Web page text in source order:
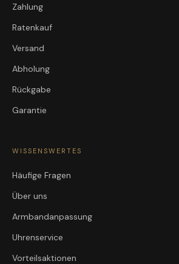
Zahlung
Ratenkauf
Versand
Abholung
Rückgabe
Garantie
WISSENSWERTES
Häufige Fragen
Über uns
Armbandanpassung
Uhrenservice
Vorteilsaktionen